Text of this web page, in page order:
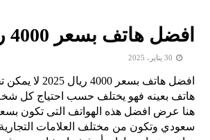
افضل هاتف بسعر 4000 ريال 2025
30 يناير، 2025
افضل هاتف بسعر 4000
هاتف بعينه فهو يختلف حسب احتياج كل
سعودي وتكون من مختلف العلامات